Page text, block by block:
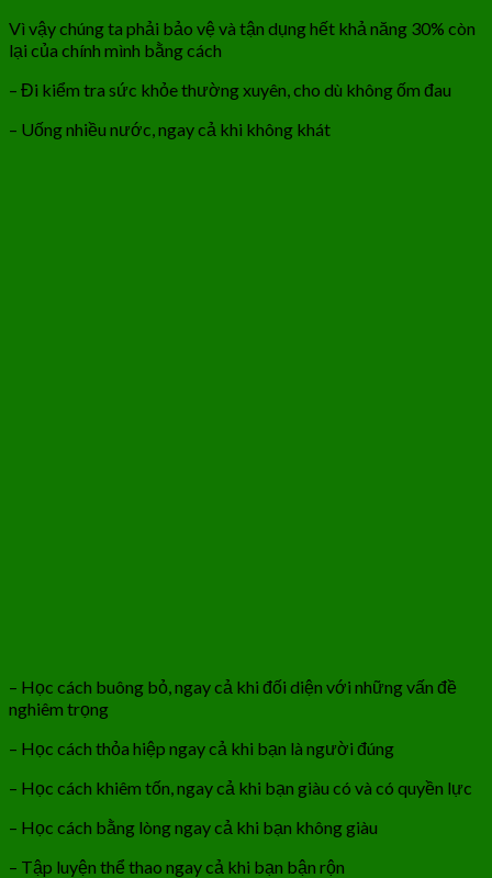
Vì vậy chúng ta phải bảo vệ và tận dụng hết khả năng 30% còn
lại của chính mình bằng cách
– Đi kiểm tra sức khỏe thường xuyên, cho dù không ốm đau
– Uống nhiều nước, ngay cả khi không khát
– Học cách buông bỏ, ngay cả khi đối diện với những vấn đề
nghiêm trọng
– Học cách thỏa hiệp ngay cả khi bạn là người đúng
– Học cách khiêm tốn, ngay cả khi bạn giàu có và có quyền lực
– Học cách bằng lòng ngay cả khi bạn không giàu
– Tập luyện thể thao ngay cả khi bạn bận rộn